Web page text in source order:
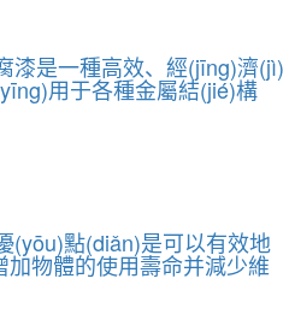
漆是一種高效、經(jīng)濟(jì)
用于各種金屬結(jié)構
(yōu)點(diǎn)是可以有效地
物體的使用壽命并減少維